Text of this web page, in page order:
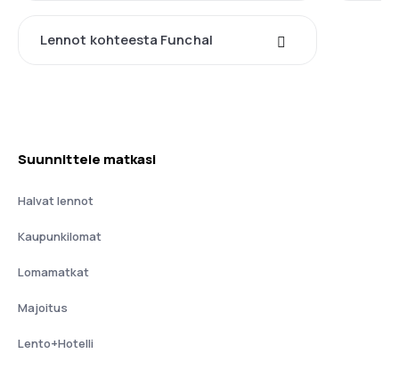
Lennot kohteesta Funchal
Suunnittele matkasi
Halvat lennot
Kaupunkilomat
Lomamatkat
Majoitus
Lento+Hotelli